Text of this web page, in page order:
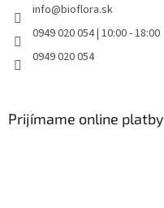
info@bioflora.sk
0949 020 054 | 10:00 - 18:00
0949 020 054
Prijímame online platby